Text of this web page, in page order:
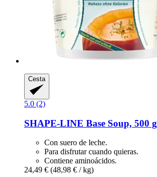
Cesta
5.0 (2)
SHAPE-LINE Base Soup, 500 g
Con suero de leche.
Para disfrutar cuando quieras.
Contiene aminoácidos.
24,49 € (48,98 € / kg)